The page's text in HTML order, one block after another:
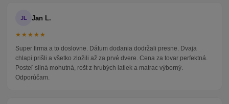
JL Jan L.
★★★★★
Super firma a to doslovne. Dátum dodania dodržali presne. Dvaja
chlapi prišli a všetko zložili až za prvé dvere. Cena za tovar perfektná.
Posteľ silná mohutná, rošt z hrubých latiek a matrac výborný.
Odporúčam.